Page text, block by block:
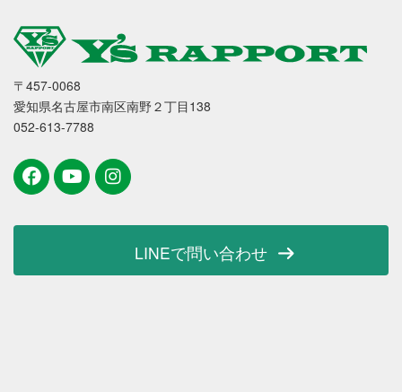
〒457-0068
愛知県名古屋市南区南野２丁目138
052-613-7788
LINEで問い合わせ